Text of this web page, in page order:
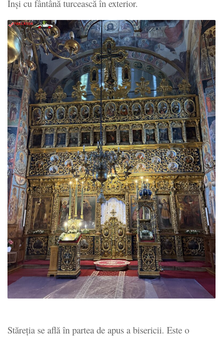
Inși cu fântână turcească în exterior.
Stăreția se află în partea de apus a bisericii. Este o